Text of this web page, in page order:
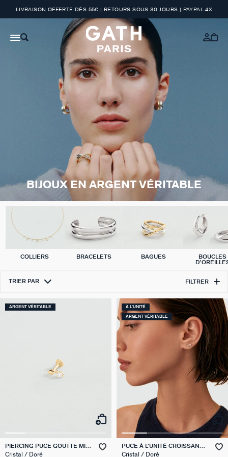
LIVRAISON OFFERTE DÈS 55€ | RETOURS SOUS 30 JOURS | PAYPAL 4X
BIJOUX EN ARGENT VÉRITABLE
COLLIERS BRACELETS BAGUES
BOUCLES
TRIER PAR FILTRER
ARGENT VÉRITABLE
PIERCING PUCE GOUTTE MIX
& MATCH
Cristal / Doré
À L'UNITÉ
ARGENT VÉRITABLE
PUCE À L'UNITÉ CROISSANT
MIX & MATCH
Cristal / Doré